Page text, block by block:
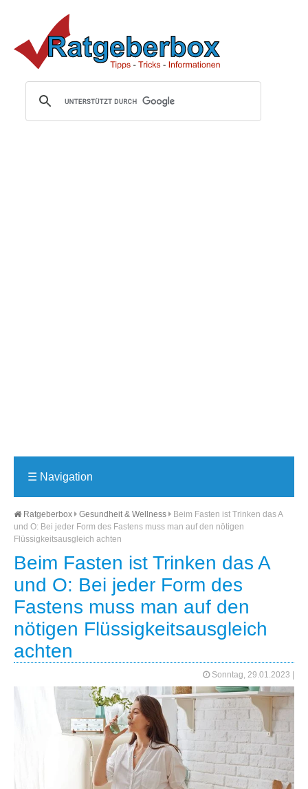
☰ Navigation
Ratgeberbox Gesundheit & Wellness
Beim Fasten ist Trinken das A
und O: Bei jeder Form des Fastens muss man auf den nötigen
Flüssigkeitsausgleich achten
Beim Fasten ist Trinken das A
und O: Bei jeder Form des
Fastens muss man auf den
nötigen Flüssigkeitsausgleich
achten
Sonntag, 29.01.2023